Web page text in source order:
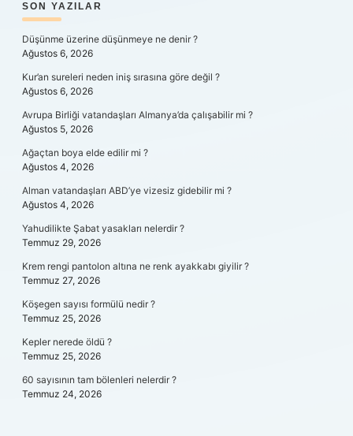
SIDEBAR
SON YAZILAR
Düşünme üzerine düşünmeye ne denir ?
Ağustos 6, 2026
Kur’an sureleri neden iniş sırasına göre değil ?
Ağustos 6, 2026
Avrupa Birliği vatandaşları Almanya’da çalışabilir mi ?
Ağustos 5, 2026
Ağaçtan boya elde edilir mi ?
Ağustos 4, 2026
Alman vatandaşları ABD’ye vizesiz gidebilir mi ?
Ağustos 4, 2026
Yahudilikte Şabat yasakları nelerdir ?
Temmuz 29, 2026
Krem rengi pantolon altına ne renk ayakkabı giyilir ?
Temmuz 27, 2026
Köşegen sayısı formülü nedir ?
Temmuz 25, 2026
Kepler nerede öldü ?
Temmuz 25, 2026
60 sayısının tam bölenleri nelerdir ?
Temmuz 24, 2026